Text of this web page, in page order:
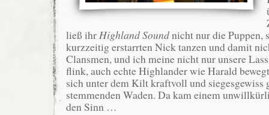
ließ ihrHighland Soundnicht nur die Puppen,
kurzzeitig erstarrten Nick tanzen und damit
Clansmen, und ich meine nicht nur unsere
flink, auch echte Highlander wie Harald
sich unter dem Kilt kraftvoll und siegesgewiss
stemmenden Waden. Da kam einem
den Sinn …